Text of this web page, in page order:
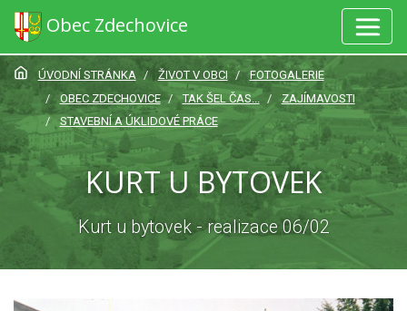
Obec Zdechovice
ÚVODNÍ STRÁNKA ŽIVOT V OBCI
FOTOGALERIE
OBEC ZDECHOVICE
TAK ŠEL ČAS...
ZAJÍMAVOSTI
STAVEBNÍ A ÚKLIDOVÉ PRÁCE
KURT U BYTOVEK
Kurt u bytovek - realizace 06/02